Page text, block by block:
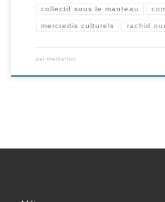
collectif sous le manteau
mercredis culturels rachid
par mediation